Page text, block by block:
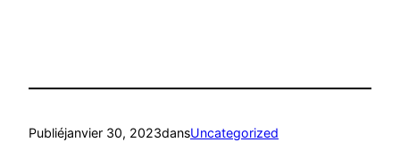
Publiéjanvier 30, 2023dansUncategorized